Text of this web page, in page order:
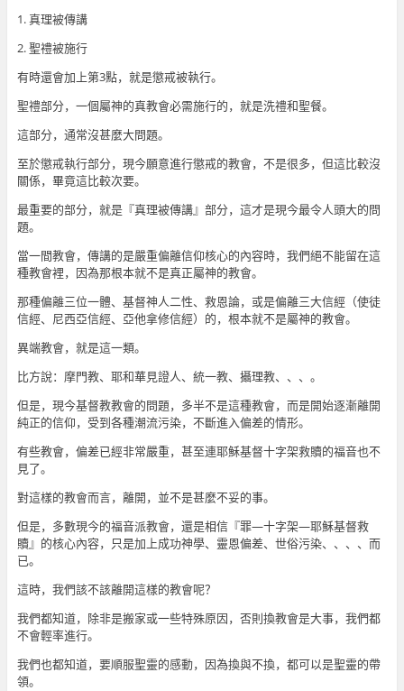
1. 真理被傳講
2. 聖禮被施行
有時還會加上第3點，就是懲戒被執行。
聖禮部分，一個屬神的真教會必需施行的，就是洗禮和聖餐。
這部分，通常沒甚麼大問題。
至於懲戒執行部分，現今願意進行懲戒的教會，不是很多，但這比較沒
關係，畢竟這比較次要。
最重要的部分，就是『真理被傳講』部分，這才是現今最令人頭大的問
題。
當一間教會，傳講的是嚴重偏離信仰核心的內容時，我們絕不能留在這
種教會裡，因為那根本就不是真正屬神的教會。
那種偏離三位一體、基督神人二性、救恩論，或是偏離三大信經（使徒
信經、尼西亞信經、亞他拿修信經）的，根本就不是屬神的教會。
異端教會，就是這一類。
比方說：摩門教、耶和華見證人、統一教、攝理教、、、。
但是，現今基督教教會的問題，多半不是這種教會，而是開始逐漸離開
純正的信仰，受到各種潮流污染，不斷進入偏差的情形。
有些教會，偏差已經非常嚴重，甚至連耶穌基督十字架救贖的福音也不
見了。
對這樣的教會而言，離開，並不是甚麼不妥的事。
但是，多數現今的福音派教會，還是相信『罪—十字架—耶穌基督救
贖』的核心內容，只是加上成功神學、靈恩偏差、世俗污染、、、、而
已。
這時，我們該不該離開這樣的教會呢？
我們都知道，除非是搬家或一些特殊原因，否則換教會是大事，我們都
不會輕率進行。
我們也都知道，要順服聖靈的感動，因為換與不換，都可以是聖靈的帶
領。